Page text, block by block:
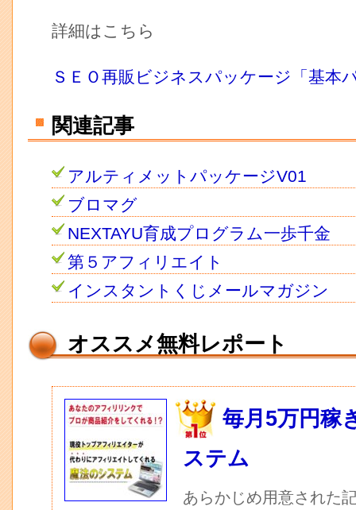
詳細はこちら
ＳＥＯ再販ビジネスパッケージ「基本
関連記事
アルティメットパッケージV01
ブロマグ
NEXTAYU育成プログラム一歩千金
第５アフィリエイト
インスタントくじメールマガジン
オススメ無料レポート
毎月5万円稼
ステム
あらかじめ用意された